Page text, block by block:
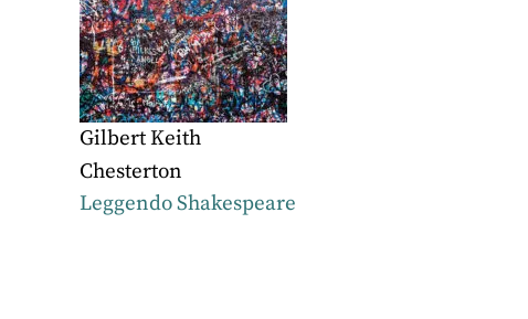
Gilbert Keith
Chesterton
Leggendo Shakespeare